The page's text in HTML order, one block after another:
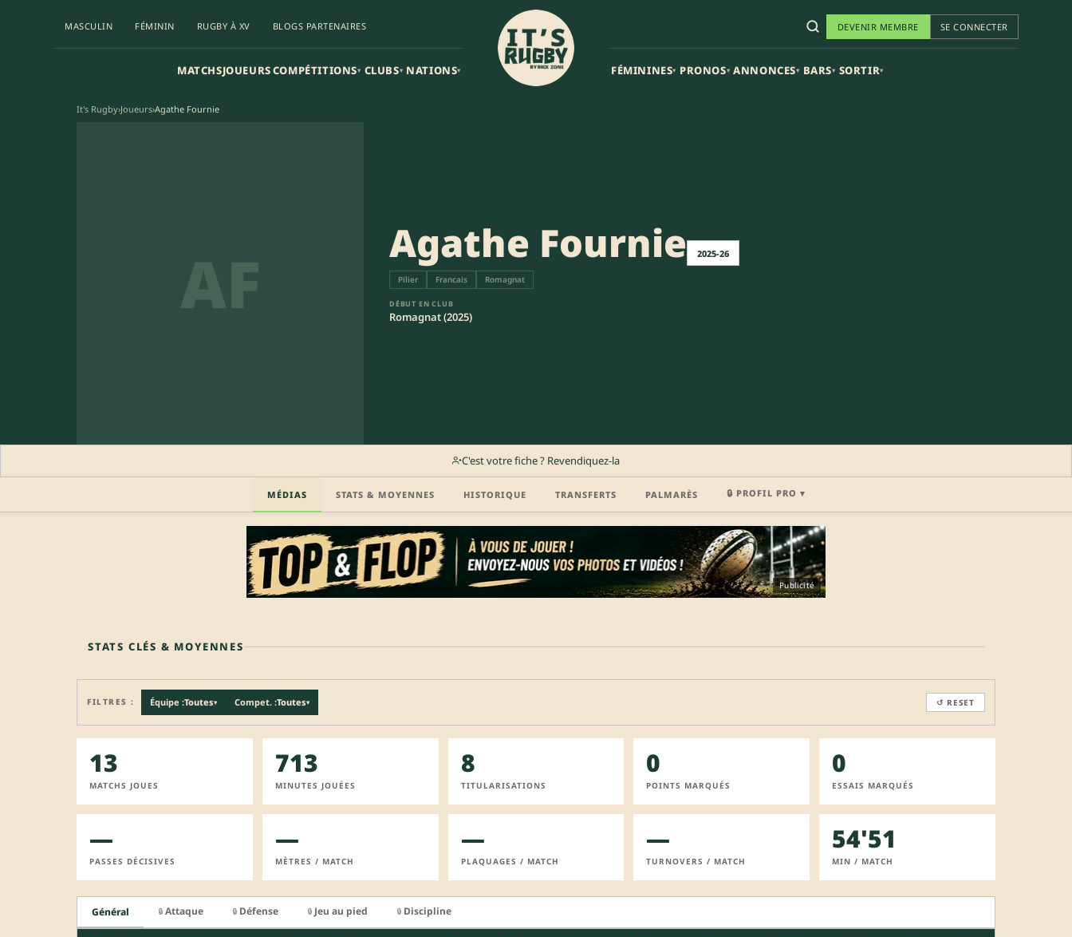
MASCULIN FÉMININ RUGBY À XV BLOGS PARTENAIRES
MATCHSJOUEURSCOMPÉTITIONS▾ CLUBS▾ NATIONS▾
DEVENIR MEMBRE SE CONNECTER
FÉMININES▾ PRONOS▾ ANNONCES▾ BARS▾ SORTIR▾
It's Rugby›Joueurs›Agathe Fournie
AF Agathe Fournie 2025-26
Pilier Francais Romagnat
DÉBUT EN CLUB
Romagnat (2025)
C'est votre fiche ? Revendiquez-la
MÉDIAS STATS & MOYENNES HISTORIQUE TRANSFERTS PALMARÈS 🔒 PROFIL PRO ▾
Profil pro · Réservé aux clubs REJOINDRE LA COMMUNAUTÉ
Publicité
STATS CLÉS & MOYENNES
FILTRES : Équipe :Toutes▾ Compet. :Toutes▾ ↺ RESET
13
MATCHS JOUES
713
MINUTES JOUÉES
8
TITULARISATIONS
0
POINTS MARQUÉS
0
ESSAIS MARQUÉS
—
PASSES DÉCISIVES
—
MÈTRES / MATCH
—
PLAQUAGES / MATCH
—
TURNOVERS / MATCH
54'51
MIN / MATCH
Général 🔒 Attaque 🔒 Défense 🔒 Jeu au pied 🔒 Discipline